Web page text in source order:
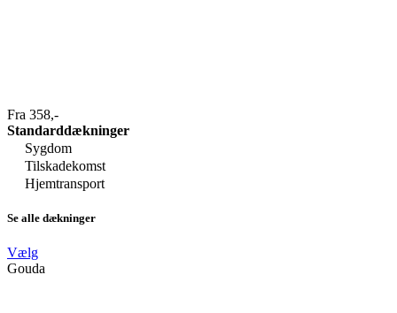
Fra 358,-
Standarddækninger
Sygdom
Tilskadekomst
Hjemtransport
Se alle dækninger
Vælg
Gouda